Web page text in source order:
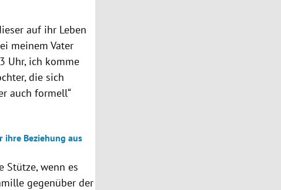
auf ihr Leben
meinem Vater
Uhr, ich komme
die sich
auch formell“
Beziehung aus
Stütze, wenn es
gegenüber der